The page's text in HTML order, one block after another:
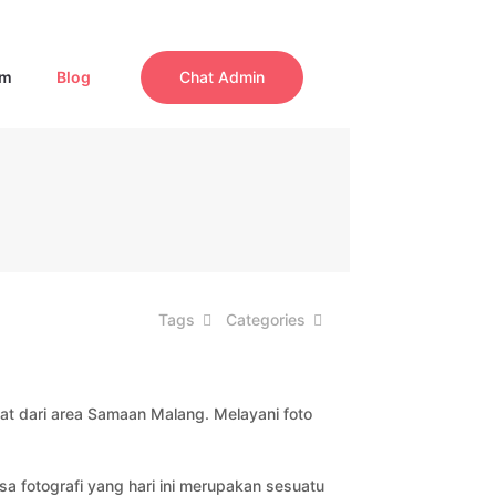
Blog Chat Admin
Categories
Tags
dari area Samaan Malang. Melayani foto
fotografi yang hari ini merupakan sesuatu